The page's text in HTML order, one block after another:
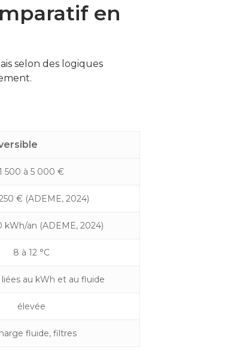
en
selon des logiques
500 à 5 000 €
€ (ADEME, 2024)
kWh/an (ADEME, 2024)
8 à 12 °C
liées au kWh et au fluide
élevée
fluide, filtres